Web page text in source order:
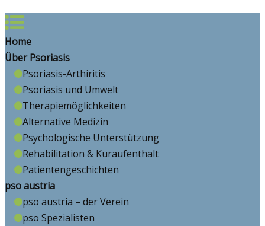
Home
Über Psoriasis
Psoriasis-Arthiritis
Psoriasis und Umwelt
Therapiemöglichkeiten
Alternative Medizin
Psychologische Unterstützung
Rehabilitation & Kuraufenthalt
Patientengeschichten
pso austria
pso austria – der Verein
pso Spezialisten